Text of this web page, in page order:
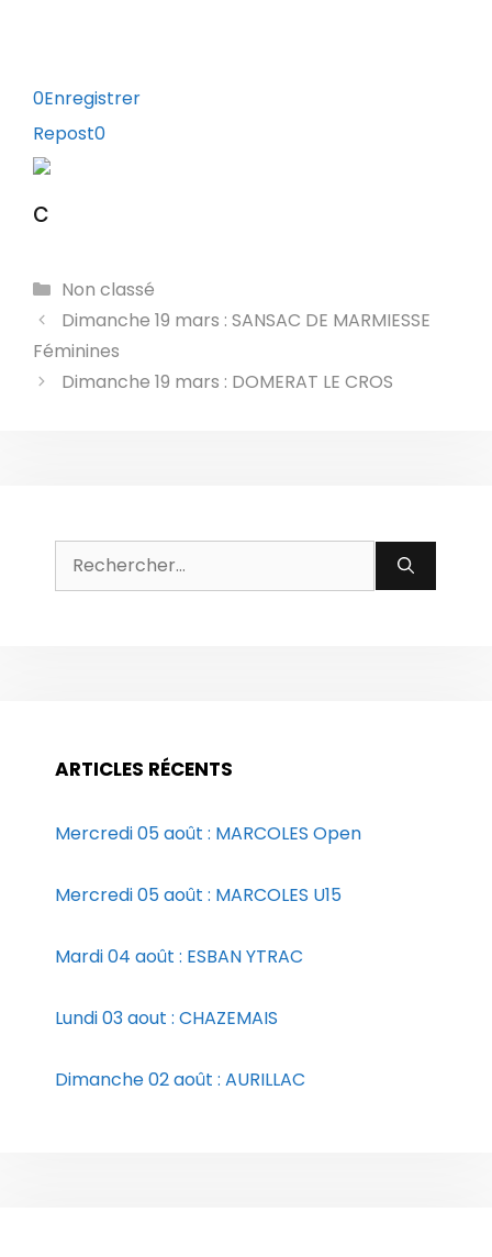
0Enregistrer
Repost0
c
Catégories
Non classé
Dimanche 19 mars : SANSAC DE MARMIESSE
Féminines
Dimanche 19 mars : DOMERAT LE CROS
Rechercher :
ARTICLES RÉCENTS
Mercredi 05 août : MARCOLES Open
Mercredi 05 août : MARCOLES U15
Mardi 04 août : ESBAN YTRAC
Lundi 03 aout : CHAZEMAIS
Dimanche 02 août : AURILLAC